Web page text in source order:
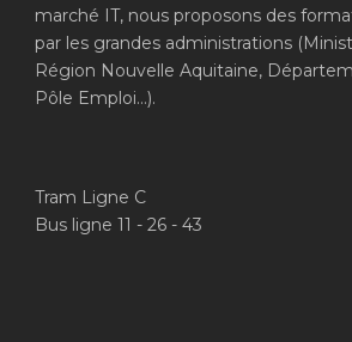
marché IT, nous proposons des
par les grandes administrations
Région Nouvelle Aquitaine,
Pôle Emploi…).
Tram Ligne C
Bus ligne 11 - 26 - 43